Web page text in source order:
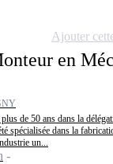
en
de 50 ans dans la
spécialisée dans la
un...
Ajouter